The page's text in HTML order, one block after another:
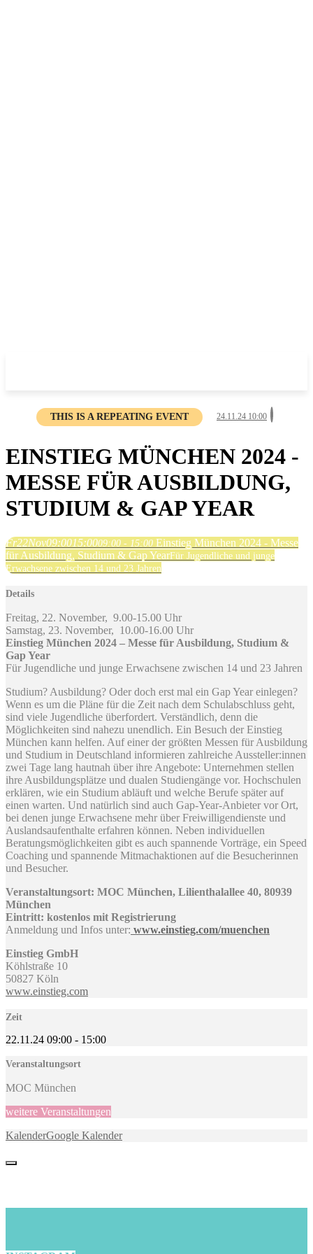
THIS IS A REPEATING EVENT 24.11.24 10:00
EINSTIEG MÜNCHEN 2024 -
MESSE FÜR AUSBILDUNG,
STUDIUM & GAP YEAR
Fr22Nov09:0015:0009:00 - 15:00 Einstieg München 2024 - Messe
für Ausbildung, Studium & Gap YearFür Jugendliche und junge
Erwachsene zwischen 14 und 23 Jahren
Details
Freitag, 22. November, 9.00-15.00 Uhr
Samstag, 23. November, 10.00-16.00 Uhr
Einstieg München 2024 – Messe für Ausbildung, Studium &
Gap Year
Für Jugendliche und junge Erwachsene zwischen 14 und 23 Jahren
Studium? Ausbildung? Oder doch erst mal ein Gap Year einlegen?
Wenn es um die Pläne für die Zeit nach dem Schulabschluss geht,
sind viele Jugendliche überfordert. Verständlich, denn die
Möglichkeiten sind nahezu unendlich. Ein Besuch der Einstieg
München kann helfen. Auf einer der größten Messen für Ausbildung
und Studium in Deutschland informieren zahlreiche Aussteller:innen
zwei Tage lang hautnah über ihre Angebote: Unternehmen stellen
ihre Ausbildungsplätze und dualen Studiengänge vor. Hochschulen
erklären, wie ein Studium abläuft und welche Berufe später auf
einen warten. Und natürlich sind auch Gap-Year-Anbieter vor Ort,
bei denen junge Erwachsene mehr über Freiwilligendienste und
Auslandsaufenthalte erfahren können. Neben individuellen
Beratungsmöglichkeiten gibt es auch spannende Vorträge, ein Speed
Coaching und spannende Mitmachaktionen auf die Besucherinnen
und Besucher.
Veranstaltungsort: MOC München, Lilienthalallee 40, 80939
München
Eintritt: kostenlos mit Registrierung
Anmeldung und Infos unter: www.einstieg.com/muenchen
Einstieg GmbH
Köhlstraße 10
50827 Köln
www.einstieg.com
Zeit
22.11.24 09:00 - 15:00
Veranstaltungsort
MOC München
weitere Veranstaltungen
KalenderGoogle Kalender